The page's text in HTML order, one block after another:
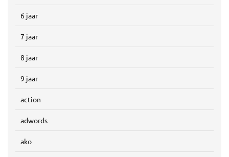
6 jaar
7 jaar
8 jaar
9 jaar
action
adwords
ako